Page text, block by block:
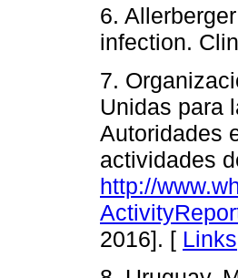
6.
infection.
7.
Unidas para
Autoridades
actividades
http://
2016]. [ Links